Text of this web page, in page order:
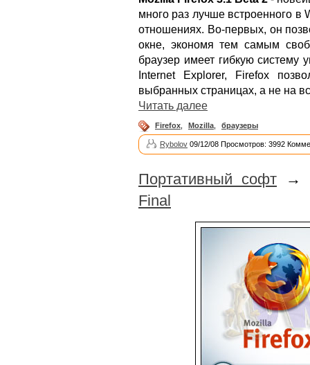
много раз лучше встроенного в
отношениях. Во-первых, он
окне, экономя тем самым
браузер имеет гибкую систему
Internet Explorer, Firefox
выбранных страницах, а не на
Читать далее
Firefox Mozilla браузеры
Rybolov 09/12/08 Просмотров: 3992
Портативный софт →
Final